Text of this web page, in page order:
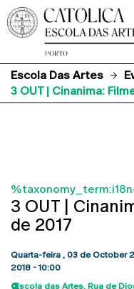
Escola Das Artes
3 OUT | Cinanima:
3 OUT |
de 2017
Quarta-feira , 03 de October
2018 - 10:00
Escola das Artes Rua de